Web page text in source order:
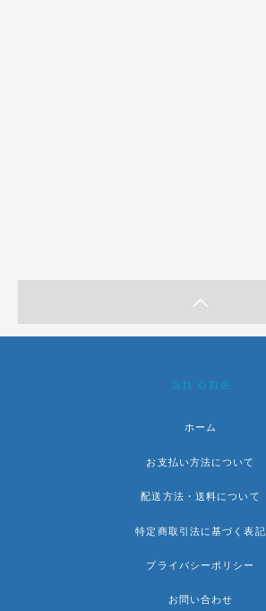
an one
ホーム
お支払い方法について
配送方法・送料について
特定商取引法に基づく表記
プライバシーポリシー
お問い合わせ